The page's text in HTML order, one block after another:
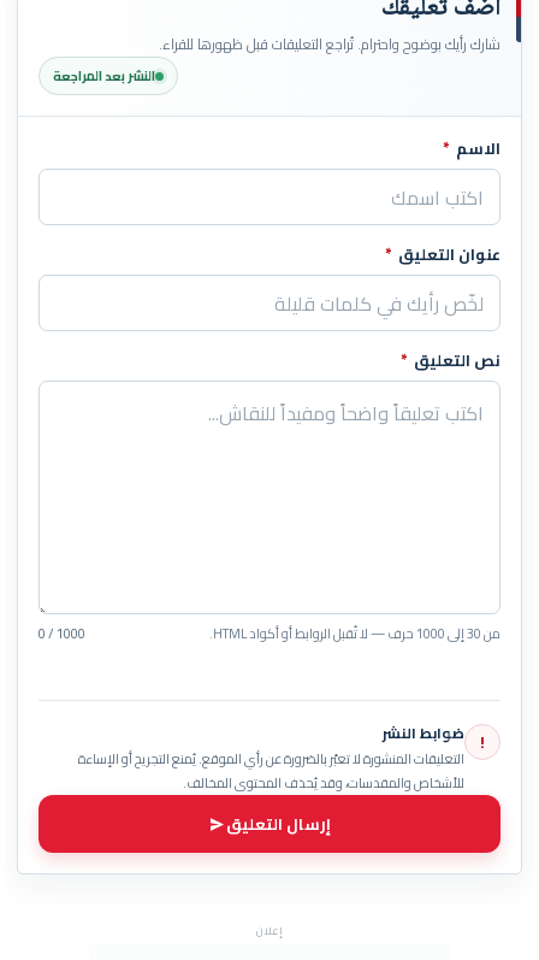
أضف تعليقك
شارك رأيك بوضوح واحترام. تُراجع التعليقات قبل ظهورها للقراء.
النشر بعد المراجعة
اترك هذا الحقل فارغاً
الاسم *
عنوان التعليق *
نص التعليق *
من 30 إلى 1000 حرف — لا تُقبل الروابط أو أكواد HTML. 0 / 1000
! ضوابط النشر
التعليقات المنشورة لا تعبّر بالضرورة عن رأي الموقع. يُمنع التجريح أو الإساءة
للأشخاص والمقدسات، وقد يُحذف المحتوى المخالف.
إرسال التعليق
إعلان